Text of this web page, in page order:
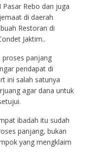
Rebo dan juga
di daerah
Restoran di
Jaktim..
proses panjang
pendapat di
ini salah satunya
agar dana untuk
ibadah itu sudah
panjang, bukan
yang mengklaim